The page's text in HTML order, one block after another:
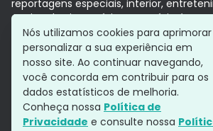
reportagens especiais, interior,
Aqui, tudo vira notícia e a notícia é no
com a credibilidade do Grupo Aratu.
Grupo Aratu
Política de privacidade
Siga-nos
Nós utilizamos cookies para
personalizar a sua experiência em
nosso site. Ao continuar navegando,
você concorda em contribuir para os
dados estatísticos de melhoria.
Conheça nossa Política de
Privacidade e consulte nossa